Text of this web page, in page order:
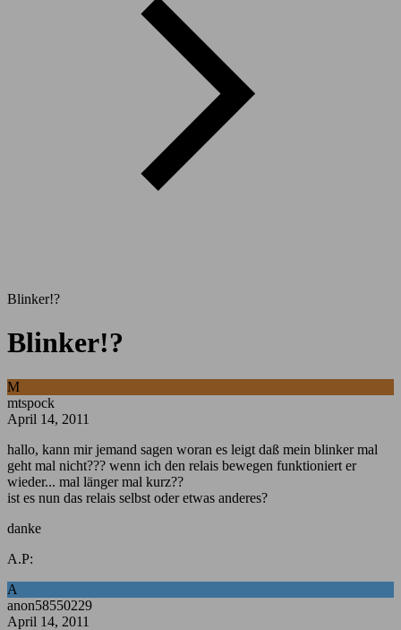
Blinker!?
Blinker!?
M
mtspock
April 14, 2011
hallo, kann mir jemand sagen woran es leigt daß mein blinker mal
geht mal nicht??? wenn ich den relais bewegen funktioniert er
wieder... mal länger mal kurz??
ist es nun das relais selbst oder etwas anderes?
danke
A.P:
A
anon58550229
April 14, 2011